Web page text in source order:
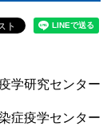
学研究センター
症疫学センター